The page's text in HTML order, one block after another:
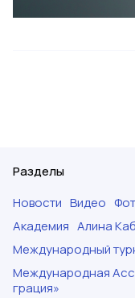
Разделы
Новости Видео
Академия Алина
Международный
Международная
грация»